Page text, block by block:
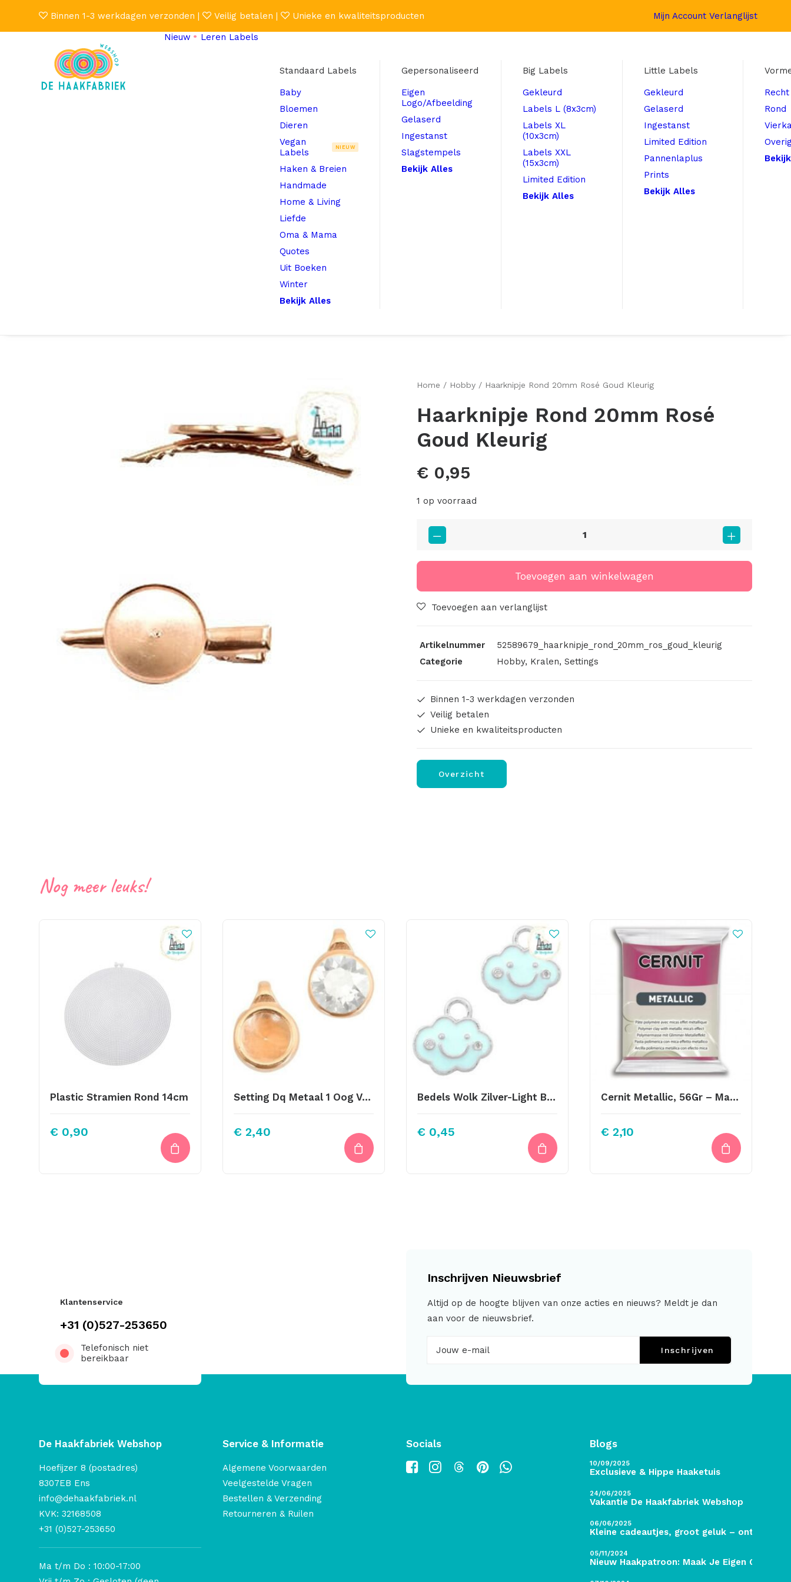
Binnen 1-3 werkdagen verzonden | Veilig betalen | Unieke en kwaliteitsproducten Mijn Account Verlanglijst
Nieuw
Leren Labels
Standaard Labels
Baby
Bloemen
Dieren
Vegan
Labels
NIEUW
Haken & Breien
Handmade
Home & Living
Liefde
Oma & Mama
Quotes
Uit Boeken
Winter
Bekijk Alles
Gepersonaliseerd
Eigen
Logo/Afbeelding
Gelaserd
Ingestanst
Slagstempels
Bekijk Alles
Big Labels
Gekleurd
Labels L (8x3cm)
Labels XL
(10x3cm)
Labels XXL
(15x3cm)
Limited Edition
Bekijk Alles
Little Labels
Gekleurd
Gelaserd
Ingestanst
Limited Edition
Pannenlaplus
Prints
Bekijk Alles
Recht
Rond
Home Hobby Haarknipje Rond 20mm Rosé Goud Kleurig
Haarknipje Rond 20mm Rosé
Goud Kleurig
€ 0,95
1 op voorraad
Haarknipje
Rond
Goud
Kleurig
Toevoegen aan winkelwagen
Toevoegen aan verlanglijst
Artikelnummer
52589679_haarknipje_rond_20mm_ros_goud_kleurig
Categorie
Hobby, Kralen, Settings
Binnen 1-3 werkdagen verzonden
Veilig betalen
Unieke en kwaliteitsproducten
Overzicht
Nog meer leuks!
Plastic Stramien Rond 14cm
€ 0,90
Setting Dq Metaal 1 Oog Voor Ss39 Puntsteen Rosé Goud (Nikkelvrij)
€ 2,40
Bedels Wolk Zilver-Light Blue 12 X12mm
€ 0,45
Cernit Metallic, 56Gr – Magenta 460
€ 2,10
Klantenservice
+31 (0)527-253650
Telefonisch niet
bereikbaar
Inschrijven Nieuwsbrief
Altijd op de hoogte blijven van onze acties en nieuws? Meldt je dan
aan voor de nieuwsbrief.
Inschrijven
De Haakfabriek Webshop
Hoefijzer 8 (postadres)
8307EB Ens
info@dehaakfabriek.nl
KVK: 32168508
+31 (0)527-253650
Ma t/m Do : 10:00-17:00
Service & Informatie
Algemene Voorwaarden
Veelgestelde Vragen
Bestellen & Verzending
Retourneren & Ruilen
Socials Blogs
10/09/2025
Exclusieve & Hippe Haaketuis
24/06/2025
Vakantie De Haakfabriek Webshop
06/06/2025
Kleine cadeautjes, groot geluk – ontdek de
05/11/2024
Nieuw Haakpatroon: Maak Je Eigen Gave